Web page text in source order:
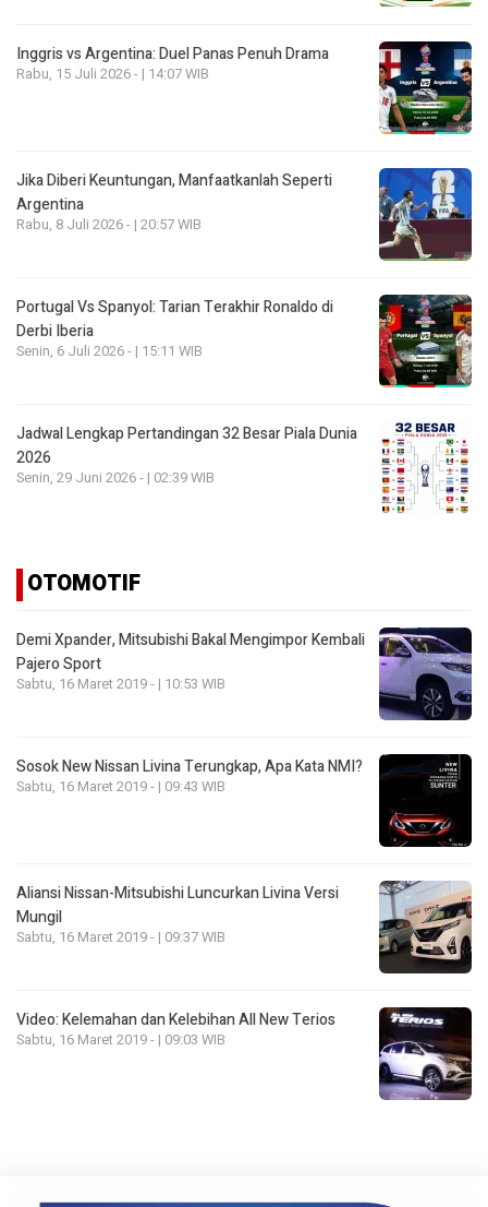
Inggris vs Argentina: Duel Panas Penuh Drama
Rabu, 15 Juli 2026 - | 14:07 WIB
Jika Diberi Keuntungan, Manfaatkanlah Seperti
Argentina
Rabu, 8 Juli 2026 - | 20:57 WIB
Portugal Vs Spanyol: Tarian Terakhir Ronaldo di
Derbi Iberia
Senin, 6 Juli 2026 - | 15:11 WIB
Jadwal Lengkap Pertandingan 32 Besar Piala Dunia
2026
Senin, 29 Juni 2026 - | 02:39 WIB
OTOMOTIF
Demi Xpander, Mitsubishi Bakal Mengimpor Kembali
Pajero Sport
Sabtu, 16 Maret 2019 - | 10:53 WIB
Sosok New Nissan Livina Terungkap, Apa Kata NMI?
Sabtu, 16 Maret 2019 - | 09:43 WIB
Aliansi Nissan-Mitsubishi Luncurkan Livina Versi
Mungil
Sabtu, 16 Maret 2019 - | 09:37 WIB
Video: Kelemahan dan Kelebihan All New Terios
Sabtu, 16 Maret 2019 - | 09:03 WIB